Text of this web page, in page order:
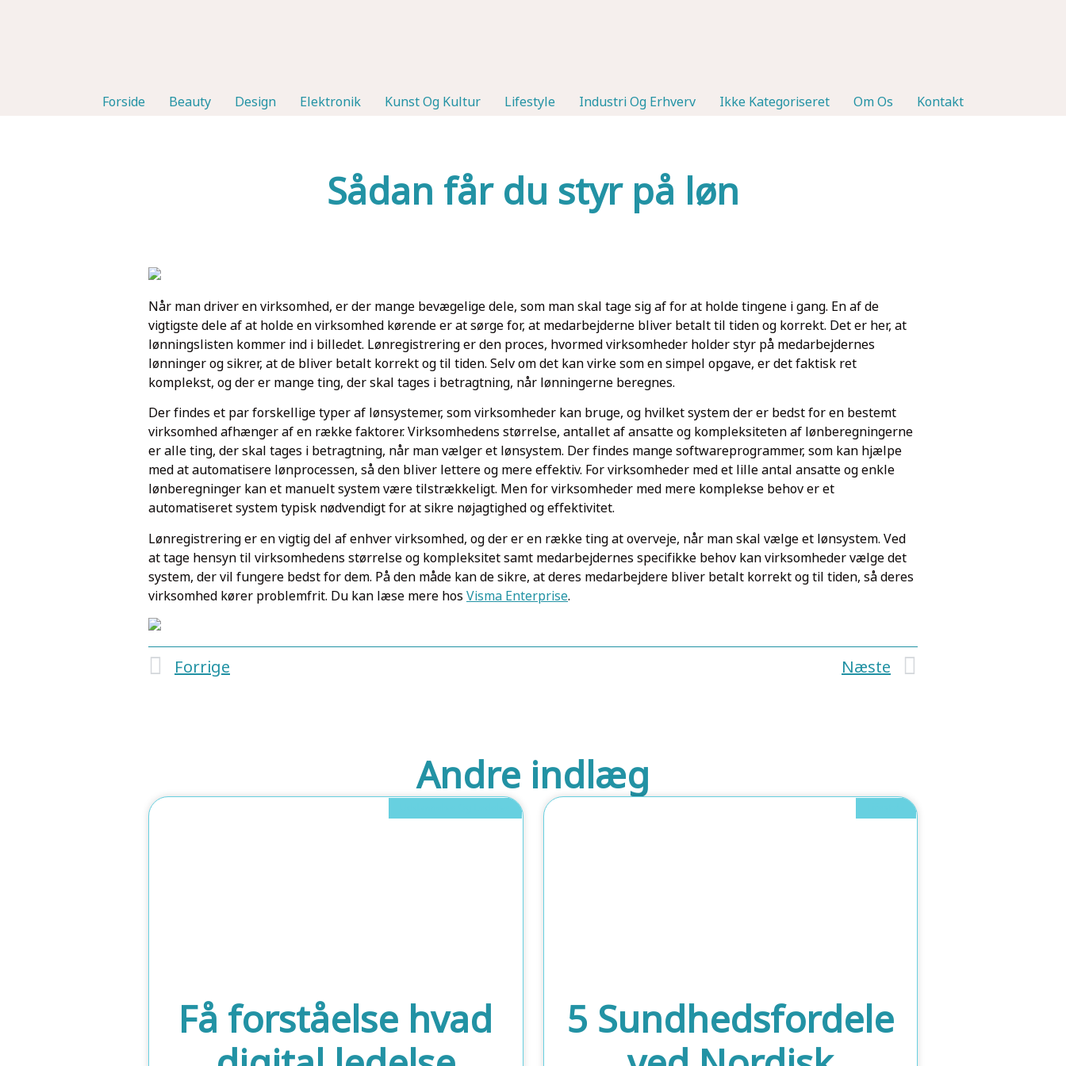
Forside Beauty Design Elektronik Kunst Og Kultur Lifestyle Industri Og Erhverv Ikke Kategoriseret Om Os Kontakt
Sådan får du styr på løn
Når man driver en virksomhed, er der mange bevægelige dele, som man skal tage sig af for at holde tingene i gang. En af de
vigtigste dele af at holde en virksomhed kørende er at sørge for, at medarbejderne bliver betalt til tiden og korrekt. Det er her, at
lønningslisten kommer ind i billedet. Lønregistrering er den proces, hvormed virksomheder holder styr på medarbejdernes
lønninger og sikrer, at de bliver betalt korrekt og til tiden. Selv om det kan virke som en simpel opgave, er det faktisk ret
komplekst, og der er mange ting, der skal tages i betragtning, når lønningerne beregnes.
Der findes et par forskellige typer af lønsystemer, som virksomheder kan bruge, og hvilket system der er bedst for en bestemt
virksomhed afhænger af en række faktorer. Virksomhedens størrelse, antallet af ansatte og kompleksiteten af lønberegningerne
er alle ting, der skal tages i betragtning, når man vælger et lønsystem. Der findes mange softwareprogrammer, som kan hjælpe
med at automatisere lønprocessen, så den bliver lettere og mere effektiv. For virksomheder med et lille antal ansatte og enkle
lønberegninger kan et manuelt system være tilstrækkeligt. Men for virksomheder med mere komplekse behov er et
automatiseret system typisk nødvendigt for at sikre nøjagtighed og effektivitet.
Lønregistrering er en vigtig del af enhver virksomhed, og der er en række ting at overveje, når man skal vælge et lønsystem. Ved
at tage hensyn til virksomhedens størrelse og kompleksitet samt medarbejdernes specifikke behov kan virksomheder vælge det
system, der vil fungere bedst for dem. På den måde kan de sikre, at deres medarbejdere bliver betalt korrekt og til tiden, så deres
virksomhed kører problemfrit. Du kan læse mere hos Visma Enterprise.
Forrige Næste
Andre indlæg
Få forståelse hvad
5 Sundhedsfordele